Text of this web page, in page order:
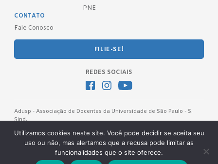
PNE
CONTATO
Fale Conosco
FILIE-SE!
REDES SOCIAIS
Adusp - Associação de Docentes da Universidade de São Paulo - S.
Sind.
Av. Prof. Almeida Prado, 1366 - São Paulo, SP - CEP 05508-070
Telefones: (11) 3091-4465 / 66 ● (11) 3813-5573 ● (11) 3815-9245 ●
(11) 3814-1715 ● (11) 3032-5950
Utilizamos cookies neste site. Você pode decidir se aceita seu
uso ou não, mas alertamos que a recusa pode limitar as
funcionalidades que o site oferece.